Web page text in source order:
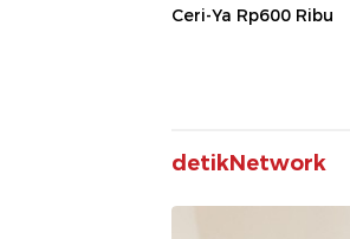
Ceri-Ya Rp600 Ribu
detikNetwork